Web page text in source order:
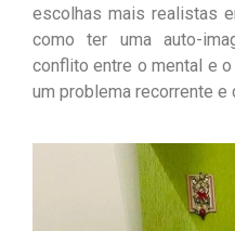
escolhas mais realistas
como ter uma auto-
conflito entre o mental e
um problema recorrente e